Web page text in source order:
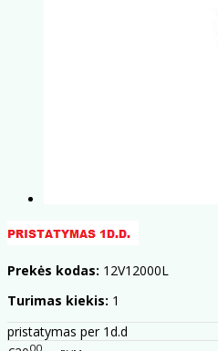
Prekės kodas: 12V12000L
Turimas kiekis: 1
pristatymas per 1d.d
00